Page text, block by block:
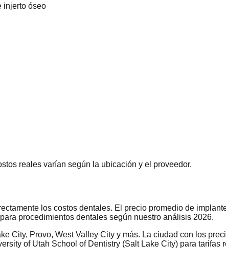
injerto óseo
reales varían según la ubicación y el proveedor.
los costos dentales. El precio promedio de
procedimientos dentales según nuestro análisis 2026.
City, Provo, West Valley City y más. La ciudad con los
of Utah School of Dentistry (Salt Lake City) para tarifas